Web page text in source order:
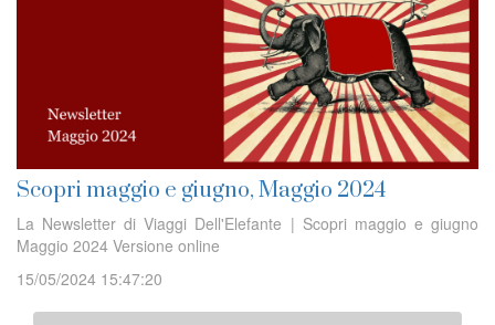
Scopri maggio e giugno, Maggio 2024
La Newsletter di Viaggi Dell'Elefante | Scopri maggio e giugno
Maggio 2024 Versione online
15/05/2024 15:47:20